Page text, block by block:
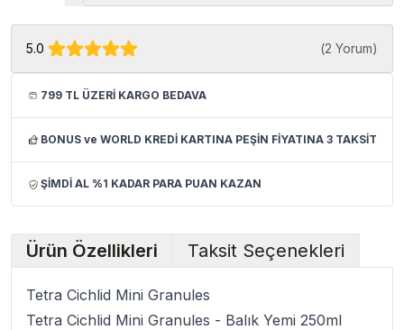
5.0 (2 Yorum)
799 TL ÜZERİ KARGO BEDAVA
BONUS ve WORLD KREDİ KARTINA PEŞİN FİYATINA 3 TAKSİT
ŞİMDİ AL %1 KADAR PARA PUAN KAZAN
Ürün Özellikleri Taksit Seçenekleri
Tetra Cichlid Mini Granules
Tetra Cichlid Mini Granules - Balık Yemi 250ml